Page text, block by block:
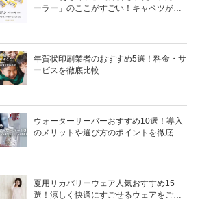
ーラー」のここがすごい！キャベツがほ
年賀状印刷業者のおすすめ5選！料金・サ
ービスを徹底比較
ウォーターサーバーおすすめ10選！導入
のメリットや選び方のポイントを徹底解
夏用リカバリーウェア人気おすすめ15
選！涼しく快適にすごせるウェアをご紹